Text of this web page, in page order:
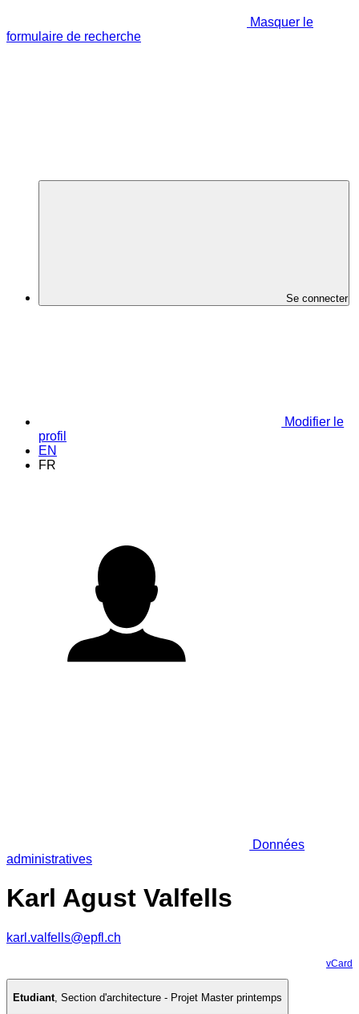
Masquer le
formulaire de recherche
Se connecter
Modifier le
profil
EN
FR
Données
administratives
Karl Agust Valfells
karl.valfells@epfl.ch
vCard
Etudiant, Section d'architecture - Projet Master printemps